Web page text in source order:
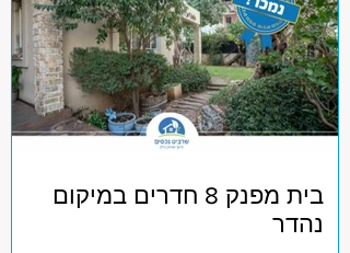
בית מפנק 8 חדרים במיקום
נהדר